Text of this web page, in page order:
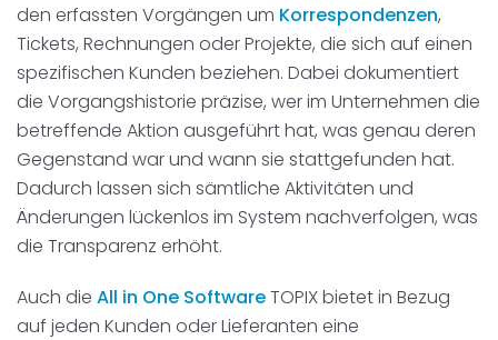
den erfassten Vorgängen um Korrespondenzen,
Tickets, Rechnungen oder Projekte, die sich auf einen
spezifischen Kunden beziehen. Dabei dokumentiert
die Vorgangshistorie präzise, wer im Unternehmen die
betreffende Aktion ausgeführt hat, was genau deren
Gegenstand war und wann sie stattgefunden hat.
Dadurch lassen sich sämtliche Aktivitäten und
Änderungen lückenlos im System nachverfolgen, was
die Transparenz erhöht.
Auch dieAll in One SoftwareTOPIX bietet in Bezug
auf jeden Kunden oder Lieferanten eine
Schneestern
Inexio
Robers